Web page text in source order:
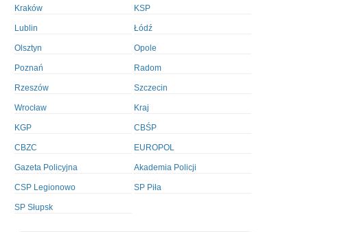
Kraków KSP
Lublin Łódź
Olsztyn Opole
Poznań Radom
Rzeszów Szczecin
Wrocław Kraj
KGP CBŚP
CBZC EUROPOL
Gazeta Policyjna Akademia Policji
CSP Legionowo SP Piła
SP Słupsk